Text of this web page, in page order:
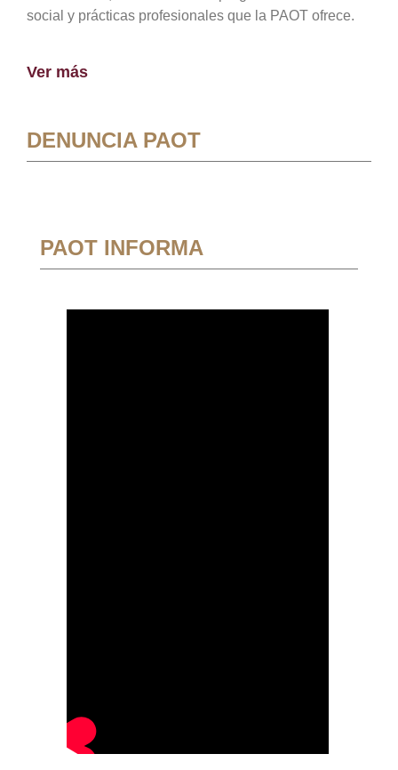
social y prácticas profesionales que la PAOT ofrece.
Ver más
DENUNCIA PAOT
PAOT INFORMA